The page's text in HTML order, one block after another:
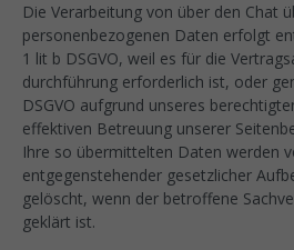
Die Verarbeitung von über den Chat
personenbezogenen Daten erfolgt
1 lit b DSGVO, weil es für die
durchführung erforderlich ist, oder
DSGVO aufgrund unseres
effektiven Betreuung unserer
Ihre so übermittelten Daten werden
entgegenstehender gesetzlicher
gelöscht, wenn der betroffene
geklärt ist.